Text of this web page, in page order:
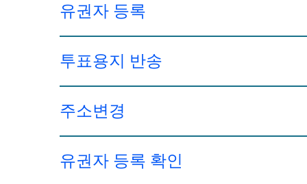
유권자 등록
투표용지 반송
주소변경
유권자 등록 확인